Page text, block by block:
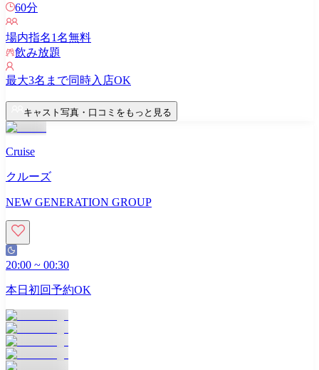
60分
場内指名1名無料
飲み放題
最大3名まで同時入店OK
キャスト写真・口コミをもっと見る
Cruise
クルーズ
NEW GENERATION GROUP
20:00 ~ 00:30
本日初回予約OK